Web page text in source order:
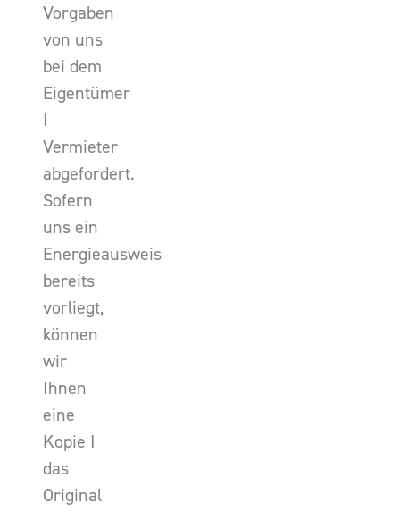
Vorgaben
von uns
bei dem
Eigentümer
I
Vermieter
abgefordert.
Sofern
uns ein
Energieausweis
bereits
vorliegt,
können
wir
Ihnen
eine
Kopie I
das
Original